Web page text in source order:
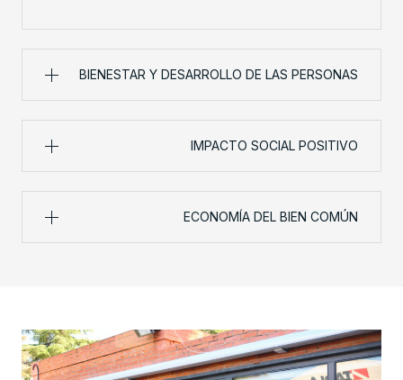
BIENESTAR Y DESARROLLO DE LAS PERSONAS
IMPACTO SOCIAL POSITIVO
ECONOMÍA DEL BIEN COMÚN